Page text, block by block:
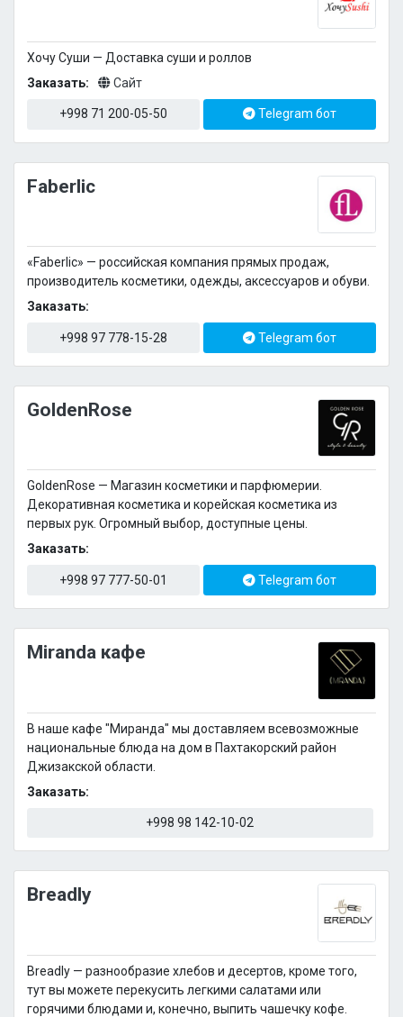
Xочу Суши — Доставка суши и роллов
Заказать:
Сайт
+998 71 200-05-50 Telegram бот
Faberlic
«Faberlic» — российская компания прямых продаж,
производитель косметики, одежды, аксессуаров и обуви.
Заказать:
+998 97 778-15-28 Telegram бот
GoldenRose
GoldenRose — Магазин косметики и парфюмерии.
Декоративная косметика и корейская косметика из
первых рук. Огромный выбор, доступные цены.
Заказать:
+998 97 777-50-01 Telegram бот
Miranda кафе
В наше кафе "Миранда" мы доставляем всевозможные
национальные блюда на дом в Пахтакорский район
Джизакской области.
Заказать:
+998 98 142-10-02
Breadly
Breadly — разнообразие хлебов и десертов, кроме того,
тут вы можете перекусить легкими салатами или
горячими блюдами и, конечно, выпить чашечку кофе.